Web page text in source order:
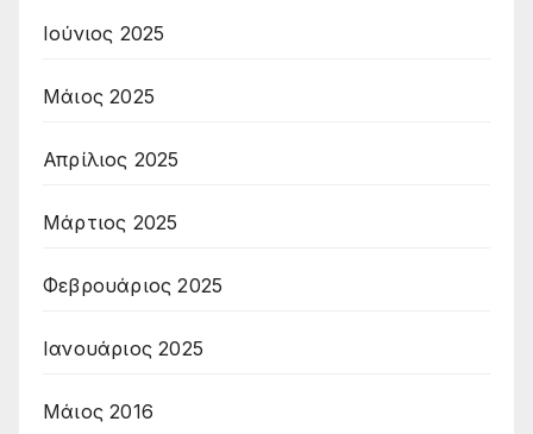
Ιούνιος 2025
Μάιος 2025
Απρίλιος 2025
Μάρτιος 2025
Φεβρουάριος 2025
Ιανουάριος 2025
Μάιος 2016